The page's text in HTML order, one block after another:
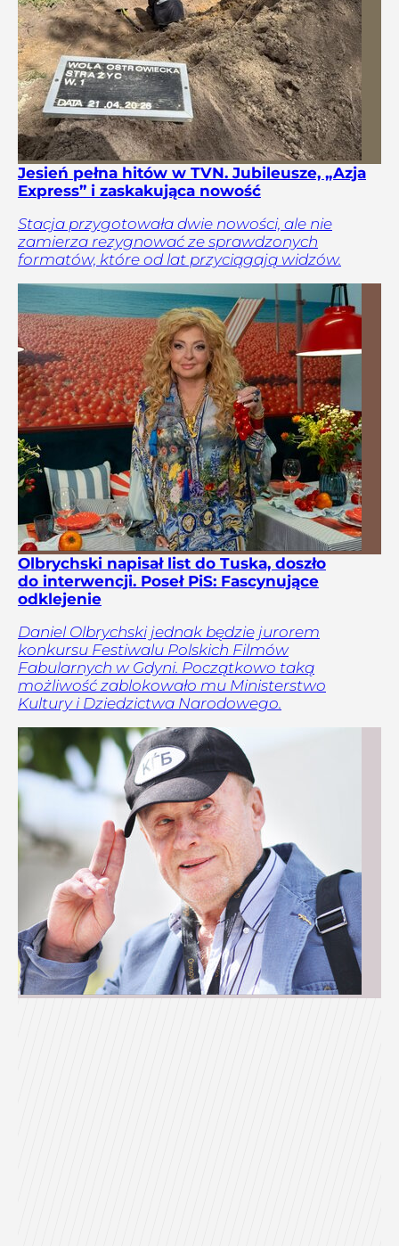
Jesień pełna hitów w TVN. Jubileusze, „Azja
Express” i zaskakująca nowość
Stacja przygotowała dwie nowości, ale nie
zamierza rezygnować ze sprawdzonych
formatów, które od lat przyciągają widzów.
Olbrychski napisał list do Tuska, doszło
do interwencji. Poseł PiS: Fascynujące
odklejenie
Daniel Olbrychski jednak będzie jurorem
konkursu Festiwalu Polskich Filmów
Fabularnych w Gdyni. Początkowo taką
możliwość zablokowało mu Ministerstwo
Kultury i Dziedzictwa Narodowego.